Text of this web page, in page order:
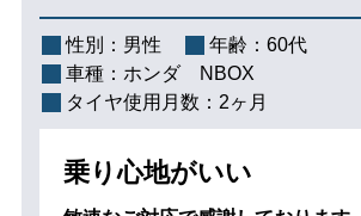
性別： 男性 年齢： 60代
車種： ホンダ NBOX
タイヤ使用月数： 2ヶ月
乗り心地がいい